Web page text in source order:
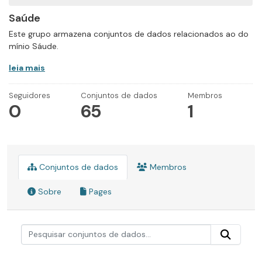
Saúde
Este grupo armazena conjuntos de dados relacionados ao do
mínio Sáude.
leia mais
Seguidores
0
Conjuntos de dados
65
Membros
1
Conjuntos de dados Membros
Sobre Pages